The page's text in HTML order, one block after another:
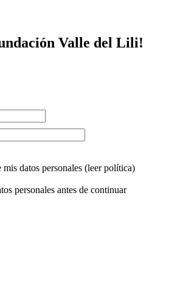
Valle del Lili!
datos personales (leer política)
personales antes de continuar